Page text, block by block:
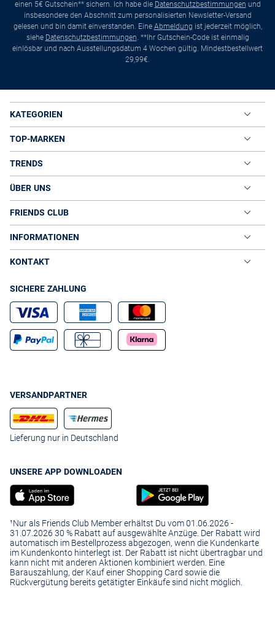
einen 5€ Gutschein** sichern. Ich habe die Datenschutzbestimmungen und
insbesondere den Abschnitt zum personalisierten Newsletter-Versand
gelesen und bin damit einverstanden. Eine Abmeldung ist jederzeit möglich,
siehe Datenschutzbestimmungen . **Ihr Gutschein-Code ist einmalig
einlösbar und nach Ausstellungsdatum 4 Wochen gültig. Mindestbestellwert
29,99€.
KATEGORIEN
TOP-MARKEN
TRENDS
ÜBER UNS
FRIENDS CLUB
INFORMATIONEN
KONTAKT
SICHERE ZAHLUNG
VERSANDPARTNER
Lieferung nur in Deutschland
UNSERE APP DOWNLOADEN
¹Nur als Friends Club Member erhältst Du vom 01.06.2026 -
31.07.2026 30 % Rabatt auf ausgewählte Anzüge. Der Rabatt wird
automatisch im Bestellprozess abgezogen, wenn die Kundenkarte
im Kundenkonto hinterlegt ist. Der Rabatt ist nicht übertragbar und
kann nicht mit anderen Aktionen kombiniert werden. Eine
Barauszahlung, der Kauf einer Shopping Card sowie die
Rückvergütung bereits getätigter Einkäufe sind nicht möglich.